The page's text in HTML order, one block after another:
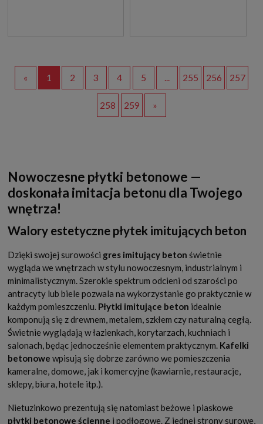
« 1 2 3 4 5 ... 255 256 257
258 259 »
Nowoczesne płytki betonowe —
doskonała imitacja betonu dla Twojego
wnętrza!
Walory estetyczne płytek imitujących beton
Dzięki swojej surowości gres imitujący beton świetnie
wygląda we wnętrzach w stylu nowoczesnym, industrialnym i
minimalistycznym. Szerokie spektrum odcieni od szarości po
antracyty lub biele pozwala na wykorzystanie go praktycznie w
każdym pomieszczeniu. Płytki imitujące beton idealnie
komponują się z drewnem, metalem, szkłem czy naturalną cegłą.
Świetnie wyglądają w łazienkach, korytarzach, kuchniach i
salonach, będąc jednocześnie elementem praktycznym. Kafelki
betonowe wpisują się dobrze zarówno we pomieszczenia
kameralne, domowe, jak i komercyjne (kawiarnie, restauracje,
sklepy, biura, hotele itp.).
Nietuzinkowo prezentują się natomiast beżowe i piaskowe
płytki betonowe ścienne i podłogowe. Z jednej strony surowe,